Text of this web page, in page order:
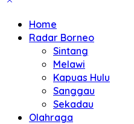
Home
Radar Borneo
Sintang
Melawi
Kapuas Hulu
Sanggau
Sekadau
Olahraga